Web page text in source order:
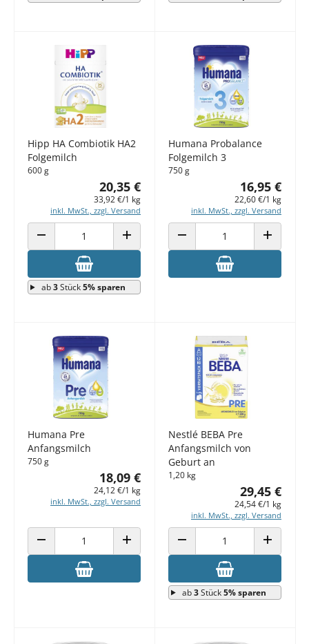
Hipp HA Combiotik HA2
Folgemilch
600 g
20,35 €
33,92 €/1 kg
inkl. MwSt., zzgl. Versand
ANZAHL VERRINGERN ANZAHL ERHÖHEN
ab3Stück5% sparen
Humana Probalance
Folgemilch 3
750 g
16,95 €
22,60 €/1 kg
inkl. MwSt., zzgl. Versand
ANZAHL VERRINGERN ANZAHL
Humana Pre
Anfangsmilch
750 g
18,09 €
24,12 €/1 kg
inkl. MwSt., zzgl. Versand
ANZAHL VERRINGERN ANZAHL ERHÖHEN
Nestlé BEBA Pre
Anfangsmilch von
Geburt an
1,20 kg
29,45 €
24,54 €/1 kg
inkl. MwSt., zzgl. Versand
ANZAHL VERRINGERN ANZAHL
ab3Stück5% sparen